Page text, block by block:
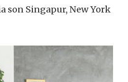
son Singapur, New York